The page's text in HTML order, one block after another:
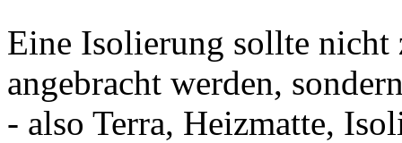
Eine Isolierung sollte nicht
angebracht werden,
- also Terra, Heizmatte,